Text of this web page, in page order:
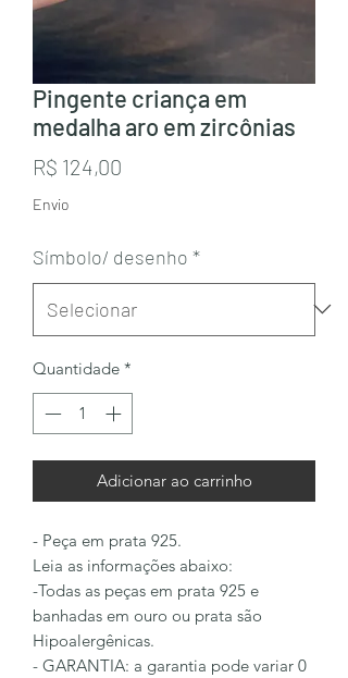
Pingente criança em
medalha aro em zircônias
R$ 124,00
Envio
Símbolo/ desenho *
Quantidade *
Adicionar ao carrinho
- Peça em prata 925.
Leia as informações abaixo:
-Todas as peças em prata 925 e
banhadas em ouro ou prata são
Hipoalergênicas.
- GARANTIA: a garantia pode variar 0